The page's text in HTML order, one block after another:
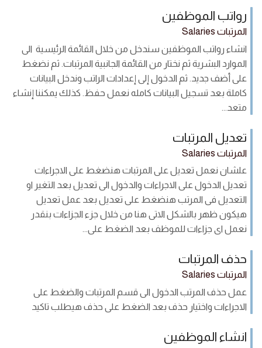
رواتب الموظفين
المرتبات Salaries
انشاء رواتب الموظفين سندخل من خلال القائمة الرئيسية الى
الموارد البشرية ثم نختار من القائمة الجانبية المرتبات. ثم نضغط
على أضف جديد. ثم الدخول إلى إعدادات الراتب وندخل البيانات
كاملة بعد تسجيل البيانات كامله نعمل حفظ. كذلك يمكننا إنشاء
متعد...
تعديل المرتبات
المرتبات Salaries
علشان نعمل تعديل على المرتبات هنضغط على الاجراءات
تعديل الدخول على الاجراءات والدخول الى تعديل بعد التغير او
التعديل فى المرتب هنضغط على تعديل بعد عمل تعديل
هيكون ظهر بالشكل الاتى هنا من خلال جزء الجزاءات بنقدر
نعمل اى جزاءات للموظف بعد الضغط على...
حذف المرتبات
المرتبات Salaries
عمل حذف المرتب الدخول الى قسم المرتبات والضغط على
الاجراءات واختيار حذف بعد الضغط على حذف هيطلب تاكيد
انشاء الموظفين